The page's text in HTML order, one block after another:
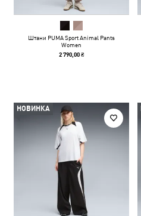
Штани PUMA Sport Animal Pants
Women
2 790,00 ₴
НОВИНКА